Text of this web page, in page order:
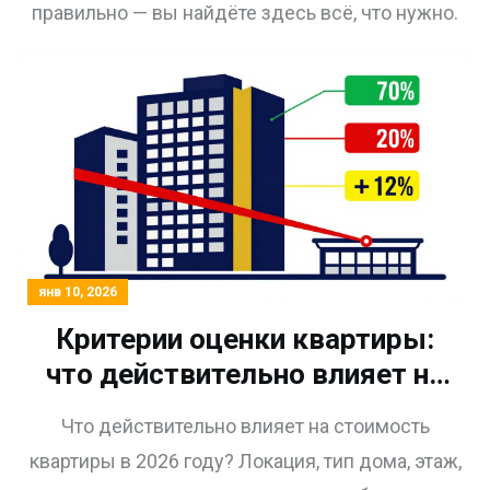
правильно — вы найдёте здесь всё, что нужно.
янв 10, 2026
Критерии оценки квартиры:
что действительно влияет на
Что действительно влияет на стоимость
квартиры в 2026 году? Локация, тип дома, этаж,